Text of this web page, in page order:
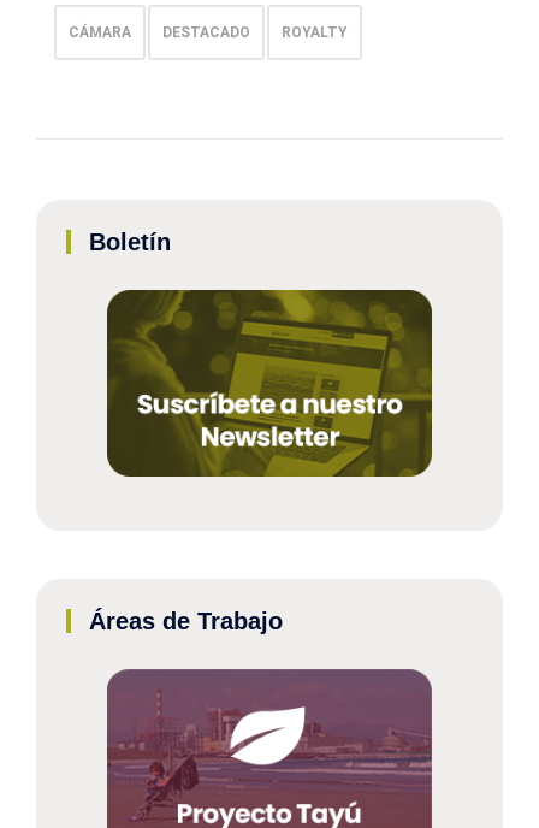
CÁMARA DESTACADO ROYALTY
Boletín
Áreas de Trabajo